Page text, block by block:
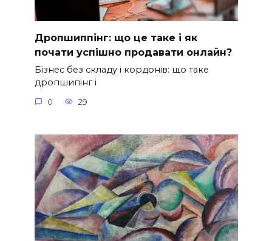
Дропшиппінг: що це таке і як
почати успішно продавати онлайн?
Бізнес без складу і кордонів: що таке
дропшипінг і
0 29